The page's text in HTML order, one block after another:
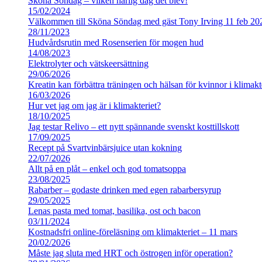
15/02/2024
Välkommen till Sköna Söndag med gäst Tony Irving 11 feb
28/11/2023
Hudvårdsrutin med Rosenserien för mogen hud
14/08/2023
Elektrolyter och vätskeersättning
29/06/2026
Kreatin kan förbättra träningen och hälsan för kvinnor i
16/03/2026
Hur vet jag om jag är i klimakteriet?
18/10/2025
Jag testar Relivo – ett nytt spännande svenskt kosttillskott
17/09/2025
Recept på Svartvinbärsjuice utan kokning
22/07/2026
Allt på en plåt – enkel och god tomatsoppa
23/08/2025
Rabarber – godaste drinken med egen rabarbersyrup
29/05/2025
Lenas pasta med tomat, basilika, ost och bacon
03/11/2024
Kostnadsfri online-föreläsning om klimakteriet – 11 mars
20/02/2026
Måste jag sluta med HRT och östrogen inför operation?